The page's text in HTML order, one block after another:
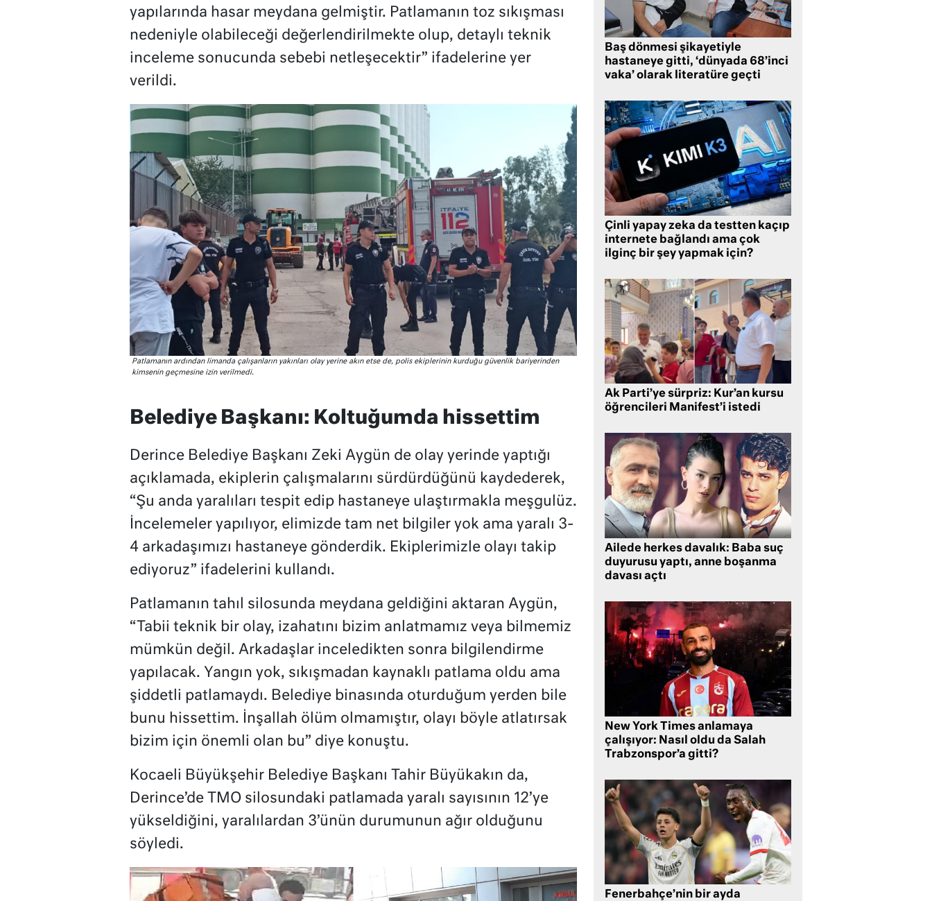
yapılarında hasar meydana gelmiştir. Patlamanın toz sıkışması
nedeniyle olabileceği değerlendirilmekte olup, detaylı teknik
inceleme sonucunda sebebi netleşecektir” ifadelerine yer
verildi.
Patlamanın ardından limanda çalışanların yakınları olay yerine akın etse de, polis ekiplerinin kurduğu güvenlik bariyerinden
kimsenin geçmesine izin verilmedi.
Belediye Başkanı: Koltuğumda hissettim
Derince Belediye Başkanı Zeki Aygün de olay yerinde yaptığı
açıklamada, ekiplerin çalışmalarını sürdürdüğünü kaydederek,
“Şu anda yaralıları tespit edip hastaneye ulaştırmakla meşgulüz.
İncelemeler yapılıyor, elimizde tam net bilgiler yok ama yaralı 3-
4 arkadaşımızı hastaneye gönderdik. Ekiplerimizle olayı takip
ediyoruz” ifadelerini kullandı.
Patlamanın tahıl silosunda meydana geldiğini aktaran Aygün,
“Tabii teknik bir olay, izahatını bizim anlatmamız veya bilmemiz
mümkün değil. Arkadaşlar inceledikten sonra bilgilendirme
yapılacak. Yangın yok, sıkışmadan kaynaklı patlama oldu ama
şiddetli patlamaydı. Belediye binasında oturduğum yerden bile
bunu hissettim. İnşallah ölüm olmamıştır, olayı böyle atlatırsak
bizim için önemli olan bu” diye konuştu.
Kocaeli Büyükşehir Belediye Başkanı Tahir Büyükakın da,
Derince’de TMO silosundaki patlamada yaralı sayısının 12’ye
yükseldiğini, yaralılardan 3’ünün durumunun ağır olduğunu
söyledi.
Baş dönmesi şikayetiyle
hastaneye gitti, ‘dünyada 68’inci
vaka’ olarak literatüre geçti
Çinli yapay zeka da testten kaçıp
internete bağlandı ama çok
ilginç bir şey yapmak için?
Ak Parti’ye sürpriz: Kur’an kursu
öğrencileri Manifest’i istedi
Ailede herkes davalık: Baba suç
duyurusu yaptı, anne boşanma
davası açtı
New York Times anlamaya
çalışıyor: Nasıl oldu da Salah
Trabzonspor’a gitti?
Fenerbahçe’nin bir ayda